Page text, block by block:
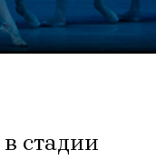
стадии